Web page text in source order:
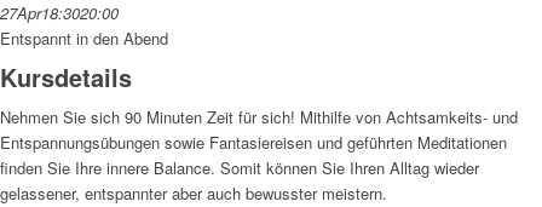
27Apr18:3020:00
Entspannt in den Abend
Kursdetails
Nehmen Sie sich 90 Minuten Zeit für sich! Mithilfe von Achtsamkeits- und
Entspannungsübungen sowie Fantasiereisen und geführten Meditationen
finden Sie Ihre innere Balance. Somit können Sie Ihren Alltag wieder
gelassener, entspannter aber auch bewusster meistern.